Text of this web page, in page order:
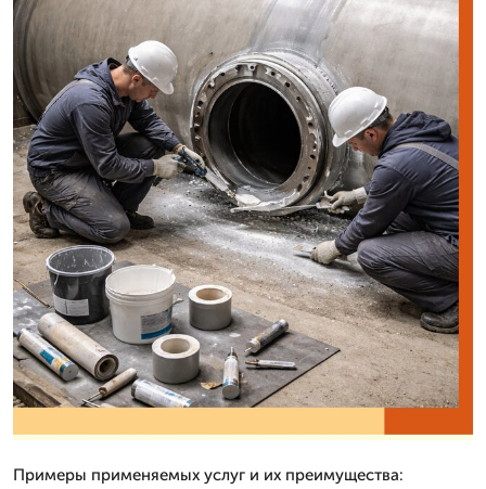
Примеры применяемых услуг и их преимущества: